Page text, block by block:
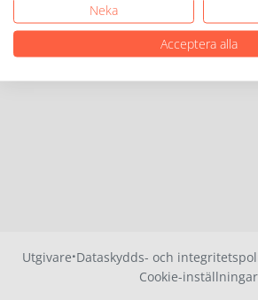
Utgivare·Dataskydds- och
Cookie-inställningar
Neka
Acceptera alla